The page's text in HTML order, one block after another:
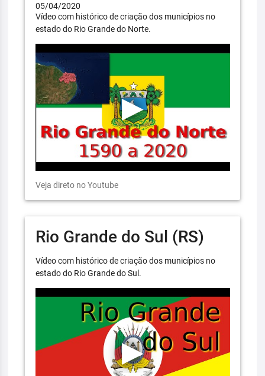
05/04/2020
Vídeo com histórico de criação dos municípios no
estado do Rio Grande do Norte.
Veja direto no Youtube
Rio Grande do Sul (RS)
Vídeo com histórico de criação dos municípios no
estado do Rio Grande do Sul.